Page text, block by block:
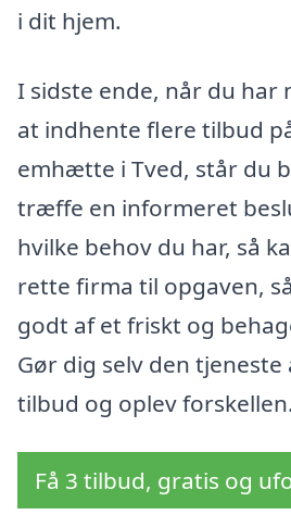
i dit hjem.
I sidste ende, når du har
at indhente flere tilbud
emhætte i Tved, står du
træffe en informeret
hvilke behov du har, så
rette firma til opgaven,
godt af et friskt og
Gør dig selv den
tilbud og oplev forskellen.
Få 3 tilbud, gratis og